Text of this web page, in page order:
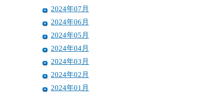
2024年07月
2024年06月
2024年05月
2024年04月
2024年03月
2024年02月
2024年01月